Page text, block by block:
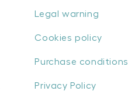
Legal warning
Cookies policy
Purchase conditions
Privacy Policy